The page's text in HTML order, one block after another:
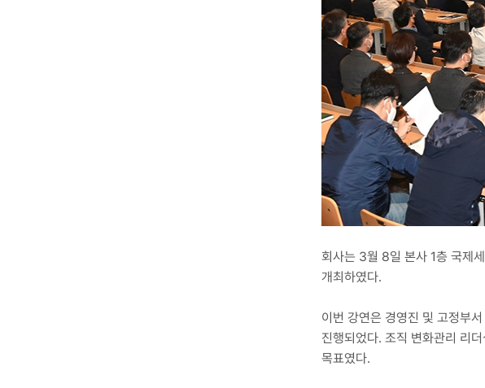
회사는 3월 8일 본사 1층 국제
개최하였다.
이번 강연은 경영진 및 고정부
진행되었다. 조직 변화관리 리
목표였다.